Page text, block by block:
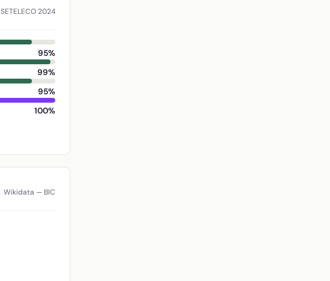
SETELECO 2024
95%
99%
95%
100%
Wikidata — BIC